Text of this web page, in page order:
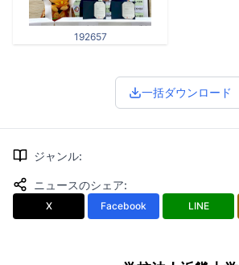
192657
一括ダウンロード
ジャンル:
ニュースのシェア:
X Facebook LINE